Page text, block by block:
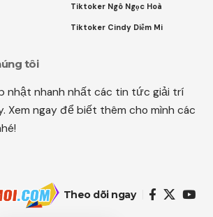
Tiktoker Ngô Ngọc Hoà
Tiktoker Cindy Diễm Mi
tôi
nhật nhanh nhất các tin tức giải trí
Xem ngay để biết thêm cho mình các
Theo dõi ngay